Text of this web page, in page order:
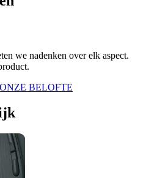
we nadenken over elk aspect.
BELOFTE